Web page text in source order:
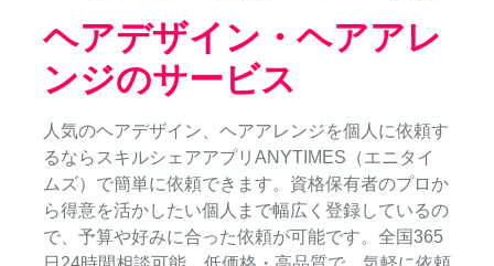
ヘアデザイン・ヘアアレ
ンジのサービス
人気のヘアデザイン、ヘアアレンジを個人に依頼す
るならスキルシェアアプリANYTIMES（エニタイ
ムズ）で簡単に依頼できます。資格保有者のプロか
ら得意を活かしたい個人まで幅広く登録しているの
で、予算や好みに合った依頼が可能です。全国365